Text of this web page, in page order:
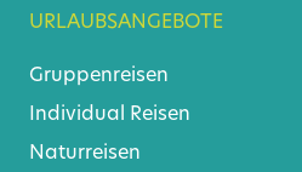
URLAUBSANGEBOTE
Gruppenreisen
Individual Reisen
Naturreisen